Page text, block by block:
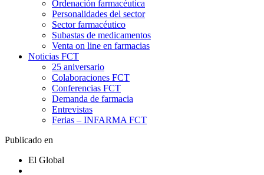
Ordenación farmacéutica
Personalidades del sector
Sector farmacéutico
Subastas de medicamentos
Venta on line en farmacias
Noticias FCT
25 aniversario
Colaboraciones FCT
Conferencias FCT
Demanda de farmacia
Entrevistas
Ferias – INFARMA FCT
Publicado en
El Global